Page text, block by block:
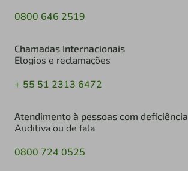
0800 646 2519
Chamadas Internacionais
Elogios e reclamações
+ 55 51 2313 6472
Atendimento à pessoas com deficiência
Auditiva ou de fala
0800 724 0525